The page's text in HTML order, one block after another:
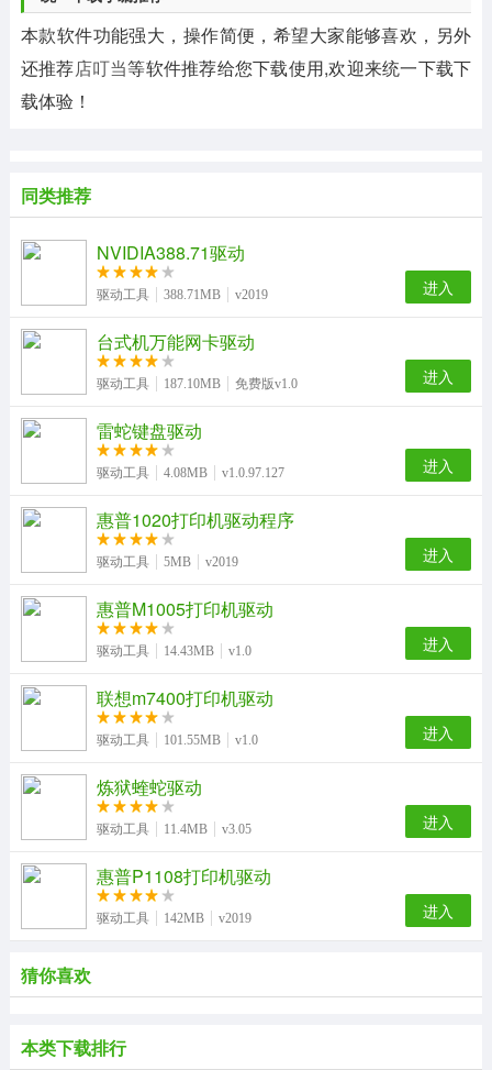
本款软件功能强大，操作简便，希望大家能够喜欢，另外
还推荐店叮当等软件推荐给您下载使用,欢迎来统一下载下
载体验！
同类推荐
NVIDIA388.71驱动
驱动工具 388.71MB v2019 进入
台式机万能网卡驱动
驱动工具 187.10MB 免费版v1.0 进入
雷蛇键盘驱动
驱动工具 4.08MB v1.0.97.127 进入
惠普1020打印机驱动程序
驱动工具 5MB v2019 进入
惠普M1005打印机驱动
驱动工具 14.43MB v1.0 进入
联想m7400打印机驱动
驱动工具 101.55MB v1.0 进入
炼狱蝰蛇驱动
驱动工具 11.4MB v3.05 进入
惠普P1108打印机驱动
驱动工具 142MB v2019 进入
猜你喜欢
本类下载排行